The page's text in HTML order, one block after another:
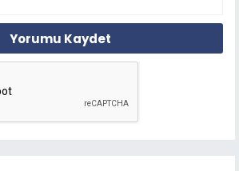
Yorumu Kaydet